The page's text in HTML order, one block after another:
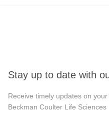
Stay up to date with
Receive timely updates on
Beckman Coulter Life Sciences